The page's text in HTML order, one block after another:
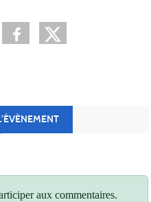
aux commentaires.